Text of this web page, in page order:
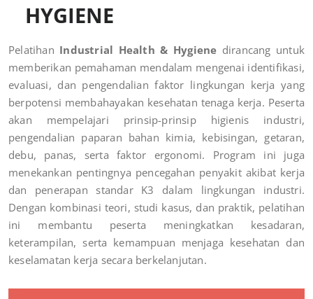
HYGIENE
Pelatihan Industrial Health & Hygiene dirancang untuk
memberikan pemahaman mendalam mengenai identifikasi,
evaluasi, dan pengendalian faktor lingkungan kerja yang
berpotensi membahayakan kesehatan tenaga kerja. Peserta
akan mempelajari prinsip-prinsip higienis industri,
pengendalian paparan bahan kimia, kebisingan, getaran,
debu, panas, serta faktor ergonomi. Program ini juga
menekankan pentingnya pencegahan penyakit akibat kerja
dan penerapan standar K3 dalam lingkungan industri.
Dengan kombinasi teori, studi kasus, dan praktik, pelatihan
ini membantu peserta meningkatkan kesadaran,
keterampilan, serta kemampuan menjaga kesehatan dan
keselamatan kerja secara berkelanjutan.